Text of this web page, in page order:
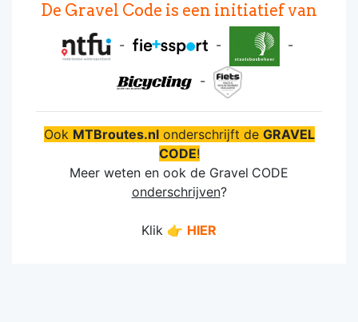
De Gravel Code is een initiatief van
- - -
-
Ook MTBroutes.nlonderschrijft de GRAVEL
CODE!
Meer weten en ook de Gravel CODE
onderschrijven?
Klik 👉 HIER